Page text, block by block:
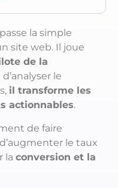
la simple
site web. Il joue
de la
le
il transforme les
actionnables.
de faire
le taux
la conversion et la